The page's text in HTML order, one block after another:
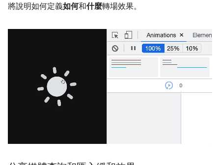
將說明如何定義如何和什麼轉場效果。